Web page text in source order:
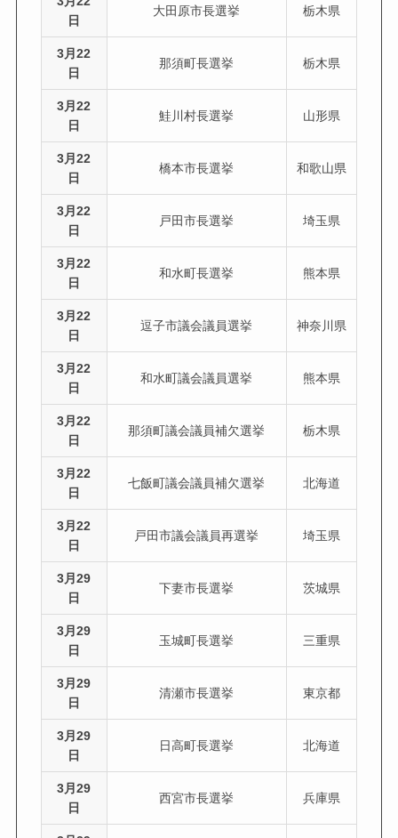
日
大田原市長選挙 栃木県
3月22
日
那須町長選挙 栃木県
3月22
日
鮭川村長選挙 山形県
3月22
日
橋本市長選挙 和歌山県
3月22
日
戸田市長選挙 埼玉県
3月22
日
和水町長選挙 熊本県
3月22
日
逗子市議会議員選挙 神奈川県
3月22
日
和水町議会議員選挙 熊本県
3月22
日
那須町議会議員補欠選挙 栃木県
3月22
日
七飯町議会議員補欠選挙 北海道
3月22
日
戸田市議会議員再選挙 埼玉県
3月29
日
下妻市長選挙 茨城県
3月29
日
玉城町長選挙 三重県
3月29
日
清瀬市長選挙 東京都
3月29
日
日高町長選挙 北海道
3月29
日
西宮市長選挙 兵庫県